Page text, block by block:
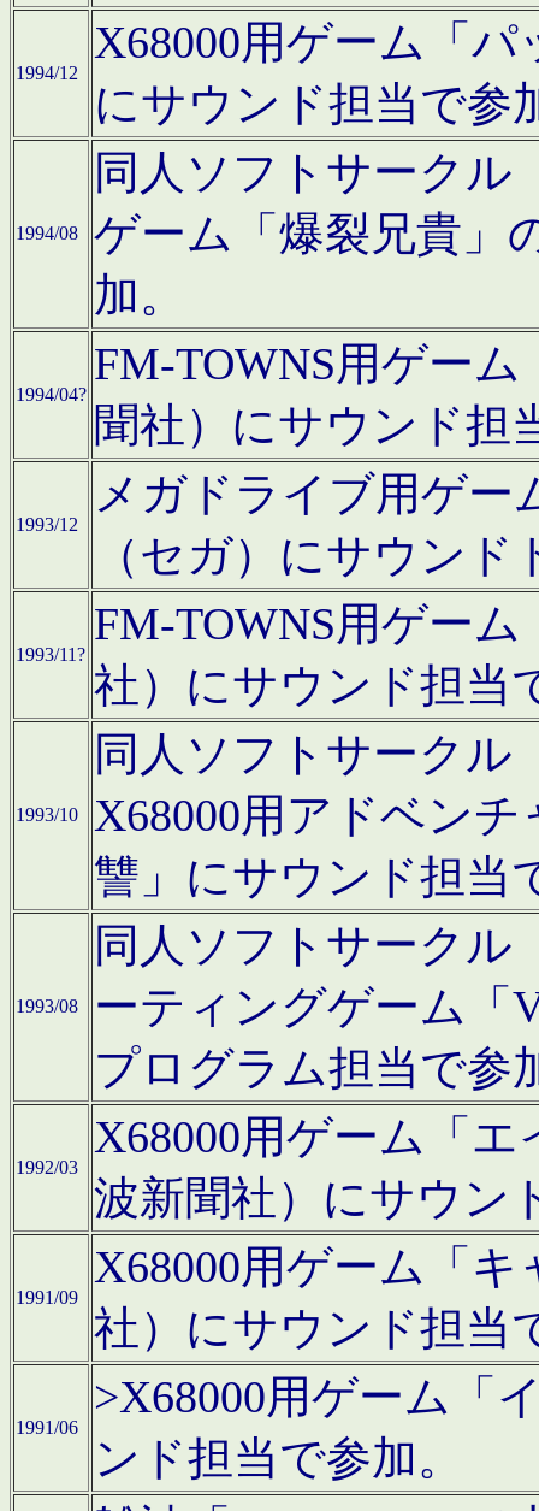
1994/12
X68000用ゲーム「
にサウンド担当で参
1994/08
同人ソフトサークル
ゲーム「爆裂兄貴」
加。
1994/04?
FM-TOWNS用ゲー
聞社）にサウンド担
1993/12
メガドライブ用ゲー
（セガ）にサウン
1993/11?
FM-TOWNS用ゲー
社）にサウンド担当
1993/10
同人ソフトサークル
X68000用アドベン
讐」にサウンド担当
1993/08
同人ソフトサークル
ーティングゲーム「
プログラム担当で参
1992/03
X68000用ゲーム「
波新聞社）にサウン
1991/09
X68000用ゲーム「
社）にサウンド担当
1991/06
>X68000用ゲーム「
ンド担当で参加。